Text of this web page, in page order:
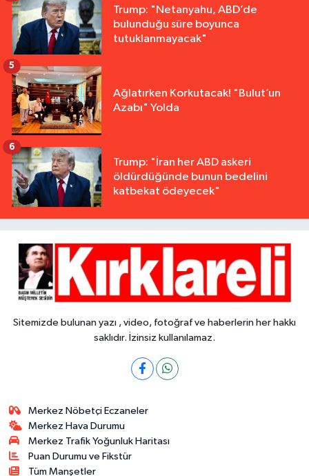
Trump: "Netanyahu, ABD’de
bulunduğu süre boyunca
tutuklanmayacak"
Ağlatırken Korkutacak! "Bulut’un
Azabı" Yolda
5
Trump: "İran her ABD askeri
öldürdüğünde bunun bedelini
katbekat ödeyecek"
6
Sitemizde bulunan yazı , video, fotoğraf ve haberlerin her hakkı
saklıdır. İzinsiz kullanılamaz.
Merkez Nöbetçi Eczaneler
Merkez Hava Durumu
Merkez Trafik Yoğunluk Haritası
Puan Durumu ve Fikstür
Tüm Manşetler